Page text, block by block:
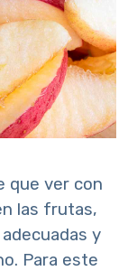
que ver con
las frutas,
y
Para este